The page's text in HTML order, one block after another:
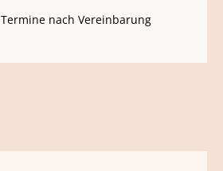
Termine nach Vereinbarung